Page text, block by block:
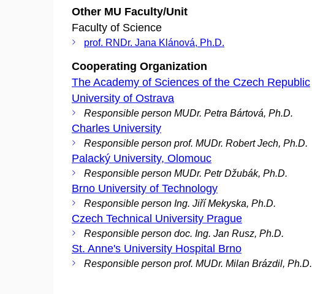
Other MU Faculty/Unit
Faculty of Science
prof. RNDr. Jana Klánová, Ph.D.
Cooperating Organization
The Academy of Sciences of the Czech Republic
University of Ostrava
Responsible person MUDr. Petra Bártová, Ph.D.
Charles University
Responsible person prof. MUDr. Robert Jech, Ph.D.
Palacký University, Olomouc
Responsible person MUDr. Petr Džubák, Ph.D.
Brno University of Technology
Responsible person Ing. Jiří Mekyska, Ph.D.
Czech Technical University Prague
Responsible person doc. Ing. Jan Rusz, Ph.D.
St. Anne's University Hospital Brno
Responsible person prof. MUDr. Milan Brázdil, Ph.D.